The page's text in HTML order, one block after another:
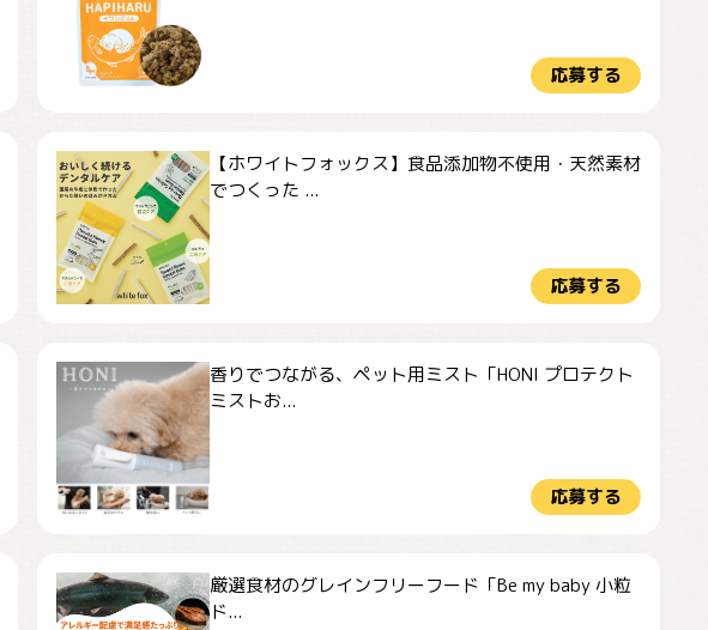
応募する
【ホワイトフォックス】食品添加物不使用・天然素材
でつくった ...
応募する
香りでつながる、ペット用ミスト「HONI プロテクト
ミストお...
応募する
厳選食材のグレインフリーフード「Be my baby 小粒
ド...